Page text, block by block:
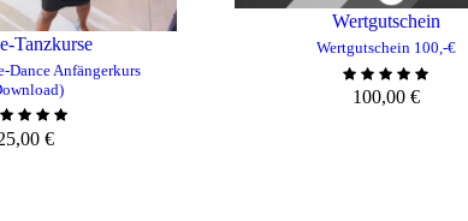
Tanzkurse
Dance Anfängerkurs
€
Wertgutschein
Wertgutschein 100,-€
100,00 €